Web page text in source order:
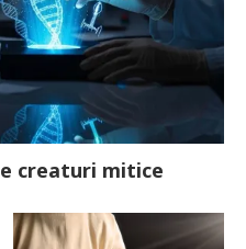
creaturi mitice